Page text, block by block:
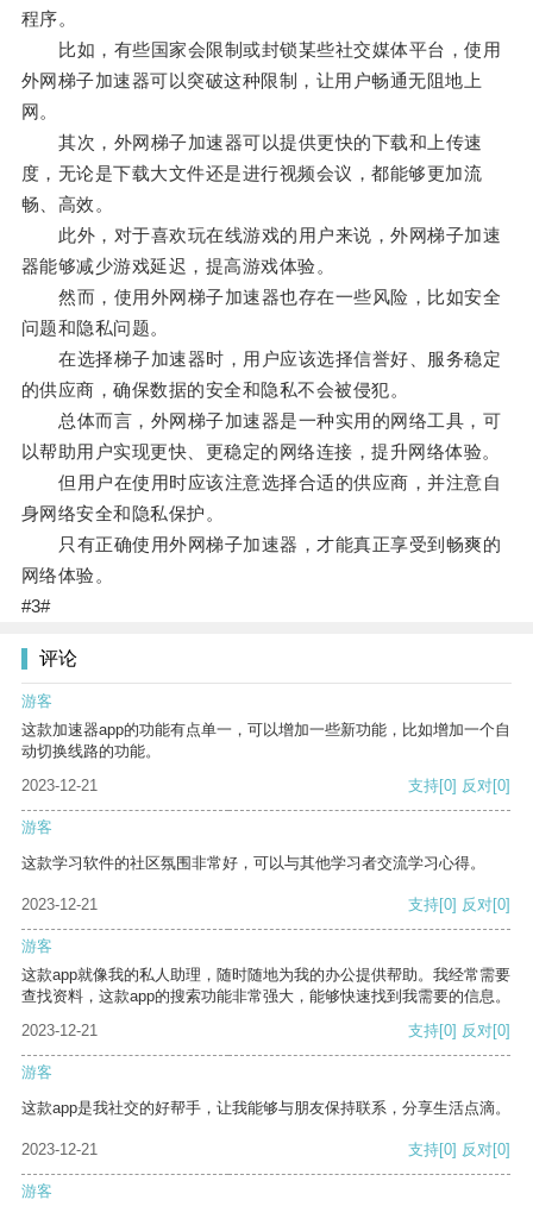
程序。
比如，有些国家会限制或封锁某些社交媒体平台，使用
外网梯子加速器可以突破这种限制，让用户畅通无阻地上
网。
其次，外网梯子加速器可以提供更快的下载和上传速
度，无论是下载大文件还是进行视频会议，都能够更加流
畅、高效。
此外，对于喜欢玩在线游戏的用户来说，外网梯子加速
器能够减少游戏延迟，提高游戏体验。
然而，使用外网梯子加速器也存在一些风险，比如安全
问题和隐私问题。
在选择梯子加速器时，用户应该选择信誉好、服务稳定
的供应商，确保数据的安全和隐私不会被侵犯。
总体而言，外网梯子加速器是一种实用的网络工具，可
以帮助用户实现更快、更稳定的网络连接，提升网络体验。
但用户在使用时应该注意选择合适的供应商，并注意自
身网络安全和隐私保护。
只有正确使用外网梯子加速器，才能真正享受到畅爽的
网络体验。
#3#
评论
游客
这款加速器app的功能有点单一，可以增加一些新功能，比如增加一个自
动切换线路的功能。
2023-12-21
支持[0] 反对[0]
游客
这款学习软件的社区氛围非常好，可以与其他学习者交流学习心得。
2023-12-21 支持[0] 反对[0]
游客
这款app就像我的私人助理，随时随地为我的办公提供帮助。我经常需要
查找资料，这款app的搜索功能非常强大，能够快速找到我需要的信息。
2023-12-21
支持[0] 反对[0]
游客
这款app是我社交的好帮手，让我能够与朋友保持联系，分享生活点滴。
2023-12-21 支持[0] 反对[0]
游客